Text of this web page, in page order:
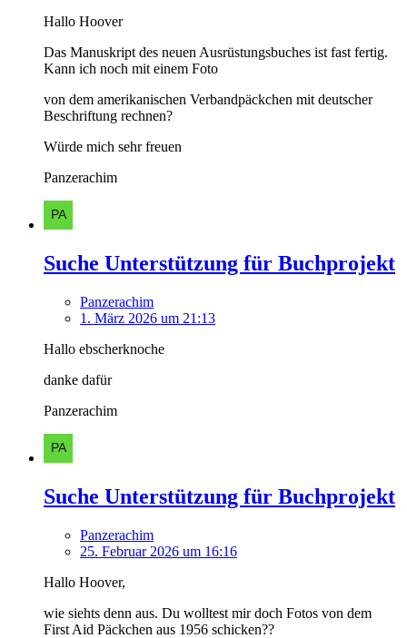
Hallo Hoover
Das Manuskript des neuen Ausrüstungsbuches ist fast fertig.
Kann ich noch mit einem Foto
von dem amerikanischen Verbandpäckchen mit deutscher
Beschriftung rechnen?
Würde mich sehr freuen
Panzerachim
Suche Unterstützung für Buchprojekt
Panzerachim
1. März 2026 um 21:13
Hallo ebscherknoche
danke dafür
Panzerachim
Suche Unterstützung für Buchprojekt
Panzerachim
25. Februar 2026 um 16:16
Hallo Hoover,
wie siehts denn aus. Du wolltest mir doch Fotos von dem
First Aid Päckchen aus 1956 schicken??